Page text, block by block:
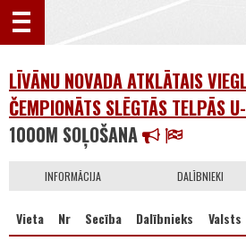
LĪVĀNU NOVADA ATKLĀTAIS
ČEMPIONĀTS SLĒGTĀS TELPĀS
1000M SOĻOŠANA
INFORMĀCIJA DALĪBNIEKI
Vieta Nr Secība Dalībnieks Valsts